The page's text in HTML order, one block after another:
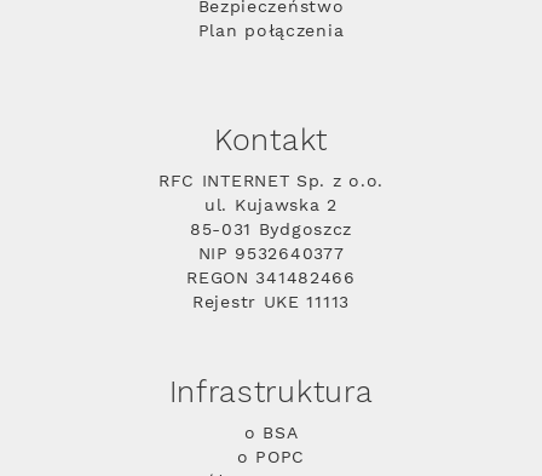
Bezpieczeństwo
Plan połączenia
Kontakt
RFC INTERNET Sp. z o.o.
ul. Kujawska 2
85-031 Bydgoszcz
NIP 9532640377
REGON 341482466
Rejestr UKE 11113
Infrastruktura
o BSA
o POPC